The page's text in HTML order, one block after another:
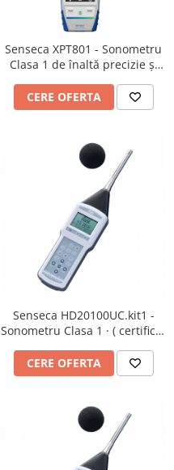
Senseca XPT801 - Sonometru
Clasa 1 de înaltă precizie și
IEC 61672:2013 · light version
CERE OFERTA
Senseca HD20100UC.kit1 -
Sonometru Clasa 1 · ( certificat
CERE OFERTA